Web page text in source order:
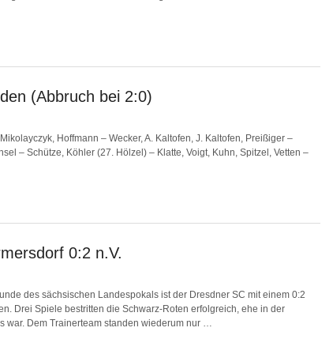
(Abbruch bei 2:0)
Hoffmann – Wecker, A. Kaltofen, J. Kaltofen, Preißiger –
– Schütze, Köhler (27. Hölzel) – Klatte, Voigt, Kuhn, Spitzel, Vetten –
0:2 n.V.
des sächsischen Landespokals ist der Dresdner SC mit einem 0:2
Drei Spiele bestritten die Schwarz-Roten erfolgreich, ehe in der
Dem Trainerteam standen wiederum nur …